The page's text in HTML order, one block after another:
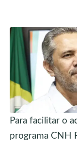
Para facilitar o
programa CNH